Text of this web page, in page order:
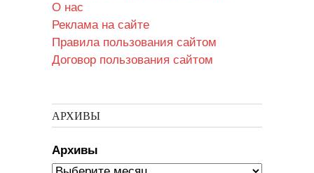
О нас
Реклама на сайте
Правила пользования сайтом
Договор пользования сайтом
АРХИВЫ
Архивы